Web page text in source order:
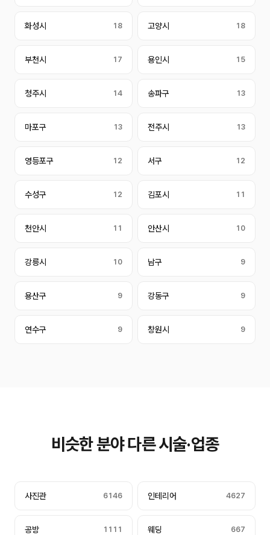
화성시 18 고양시 18
부천시 17 용인시 15
청주시 14 송파구 13
마포구 13 전주시 13
영등포구 12 서구 12
수성구 12 김포시 11
천안시 11 안산시 10
강릉시 10 남구 9
용산구 9 강동구 9
연수구 9 창원시 9
비슷한 분야 다른 시술·업종
사진관 6146 인테리어 4627
공방 1111 웨딩 667